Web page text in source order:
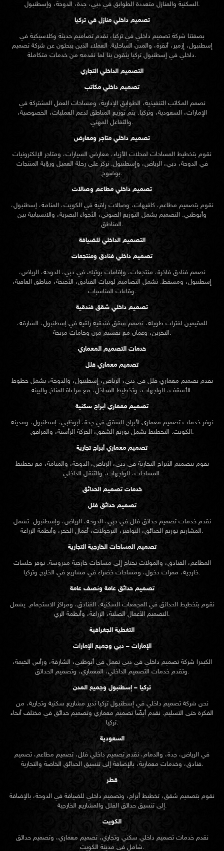
الإلكتروني عن خدمات التصميم الداخلي في المهبولة
السكنية والمنازل متعددة الطوابق في دبي، جدة، الدوحة، وإسطنبول.
تصميم داخلي منازل في تركيا
بصفتنا شركة تصميم داخلي في تركيا، نقدم تصاميم حديثة وكلاسيكية في
إسطنبول، إزمير، أنقرة، والمدن الساحلية. العملاء الذين يبحثون عن شركة تصميم
داخلي في إسطنبولتركيا يثقون بنا لما نقدمه من خدمات متكاملة.
التصميم الداخلي التجاري
تصميم داخلي مكاتب
نصمم المكاتب التنفيذية، الطوابق الإدارية، ومساحات العمل المشتركة في
الإمارات، السعودية، وتركيا. يتم توزيع المناطق لدعم العمليات، الخصوصية،
والتفاعل المهني.
تصميم داخلي متاجر ومعارض
نقوم بتخطيط المساحات لمحلات الأزياء، معارض السيارات، ومتاجر الإلكترونيات
في الدوحة، دبي، الرياض، وإسطنبول. نركز على رحلة العميل ورؤية المنتجات
بوضوح.
تصميم داخلي مطاعم وصالات
نقوم بتصميم مطاعم، كافيهات، وصالات راقية في الكويت، المنامة، إسطنبول،
وأبوظبي. التصميم يشمل التوزيع الصوتي، الأجواء البصرية، والانسيابية بين
المناطق.
التصميم الداخلي للضيافة
تصميم داخلي فنادق ومنتجعات
نصمم فنادق فاخرة، منتجعات، وإقامات بوتيك في دبي، الدوحة، الرياض،
إسطنبول، ومسقط. تشمل التصاميم لوبيات الفنادق، الأجنحة، مناطق العافية،
وقاعات المناسبات.
تصميم داخلي شقق فندقية
للمقيمين لفترات طويلة، نصمم شقق فندقية راقية في إسطنبول، الشارقة،
البحرين، وعمان مع تقسيم مرن وخامات مريحة.
خدمات التصميم المعماري
تصميم معماري فلل
نقدمتصميم معماري فلل في دبي، الرياض، إسطنبول، والدوحة، يشمل خطوط
الأسقف، الواجهات، وتخطيط المداخل، مع مراعاة المناخ والبيئة.
تصميم معماري أبراج سكنية
نوفر خدمات تصميم معماري لأبراج الشقق في جدة، أبوظبي، إسطنبول، ومدينة
الكويت. التخطيط يشمل توزيع الشقق، الحركة الرأسية، والمرافق.
تصميم معماري أبراج تجارية
نقوم بتصميم الأبراج التجارية في دبي، الرياض، الدوحة، والمنامة، مع تخطيط
المساحات، الواجهات، والتنقل الداخلي.
خدمات تصميم الحدائق
تصميم حدائق فلل
نقدم خدماتتصميم حدائق فلل في دبي، الدوحة، الرياض، وإسطنبول. تشمل
المشاريع توزيع الحدائق، النوافير، البرجولات، أعمال الحجر، وأنظمة الزراعة.
تصميم المساحات الخارجية التجارية
المطاعم، الفنادق، والمولات تحتاج إلى مساحات خارجية مدروسة. نوفر جلسات
خارجية، ممرات دخول، ومساحات خضراء في مشاريع في الخليج وتركيا.
تصميم حدائق عامة ونصف عامة
نقوم بتخطيط الحدائق في المجمعات السكنية، الفنادق، ومراكز الاستجمام. يشمل
التصميم الأعمال الصلبة، الزراعة، وأنظمة الري.
التغطية الجغرافية
الإمارات – دبي وجميع الإمارات
الكيدرا شركة تصميم داخلي في دبي تعمل في أبوظبي، الشارقة، ورأس الخيمة،
وتقدم خدمات التصميم الداخلي، المعماري، وتصميم الحدائق.
تركيا – إسطنبول وجميع المدن
نحن شركة تصميم داخلي في إسطنبول تركيا ندير مشاريع سكنية وتجارية، من
الفكرة حتى التسليم. نقدم أيضًا تصميم معماري وتصميم حدائق في مختلف أنحاء
تركيا.
السعودية
في الرياض، جدة، والدمام، نقدم تصميم داخلي فلل، تصميم مطاعم، تصميم
فنادق، وخدمات معمارية، بالإضافة إلى تنسيق الحدائق الخاصة والتجارية.
قطر
نقوم بتصميم شقق، تخطيط أبراج، وتصميم داخلي للضيافة في الدوحة، بالإضافة
إلى تنسيق حدائق الفلل والمشاريع الخارجية.
الكويت
نقدم خدمات تصميم داخلي سكني وتجاري، تصميم معماري، وتصميم حدائق
شامل في مدينة الكويت.